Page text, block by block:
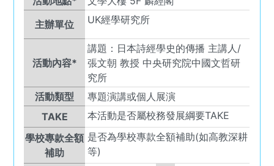
主辦單位
UK經學研究所
活動內容*
講題：日本詩經學史的傳播 主講人/
張文朝 教授 中央研究院中國文哲研
究所
活動類型
專題演講或個人展演
TAKE
本活動是否屬校務發展綱要TAKE
學校專款全額
補助
是否為學校專款全額補助(如高教深耕
等)